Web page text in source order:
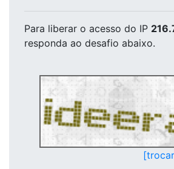
Para liberar o acesso do IP
responda ao desafio abaixo.